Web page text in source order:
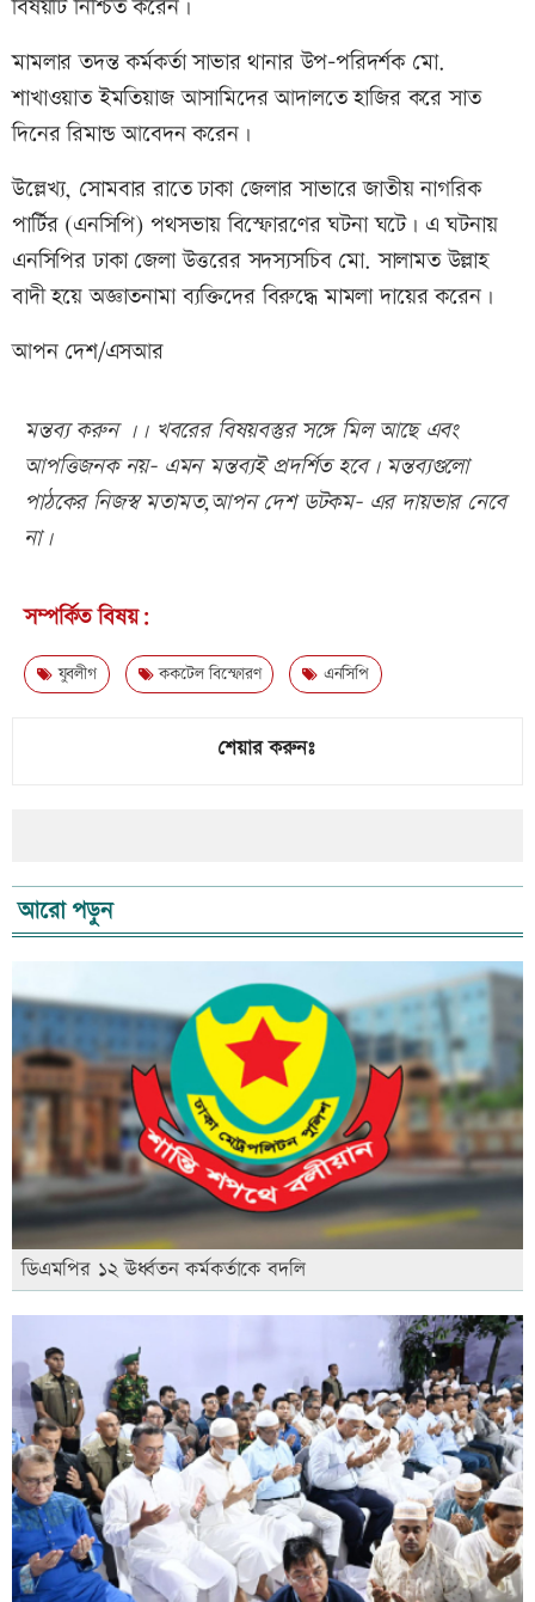
বিষয়টি নিশ্চিত করেন।
মামলার তদন্ত কর্মকর্তা সাভার থানার উপ-পরিদর্শক মো.
শাখাওয়াত ইমতিয়াজ আসামিদের আদালতে হাজির করে সাত
দিনের রিমান্ড আবেদন করেন।
উল্লেখ্য, সোমবার রাতে ঢাকা জেলার সাভারে জাতীয় নাগরিক
পার্টির (এনসিপি) পথসভায় বিস্ফোরণের ঘটনা ঘটে। এ ঘটনায়
এনসিপির ঢাকা জেলা উত্তরের সদস্যসচিব মো. সালামত উল্লাহ
বাদী হয়ে অজ্ঞাতনামা ব্যক্তিদের বিরুদ্ধে মামলা দায়ের করেন।
আপন দেশ/এসআর
মন্তব্য করুন ।। খবরের বিষয়বস্তুর সঙ্গে মিল আছে এবং
আপত্তিজনক নয়- এমন মন্তব্যই প্রদর্শিত হবে। মন্তব্যগুলো
পাঠকের নিজস্ব মতামত,আপন দেশ ডটকম- এর দায়ভার নেবে
না।
সম্পর্কিত বিষয়:
যুবলীগ ককটেল বিস্ফোরণ এনসিপি
শেয়ার করুনঃ
আরো পড়ুন
ডিএমপির ১২ ঊর্ধ্বতন কর্মকর্তাকে বদলি